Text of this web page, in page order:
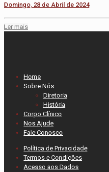
Domingo, 28 de Abril de 2024
Ler mais
Home
Sobre Nós
Diretoria
História
Corpo Clínico
Nos Ajude
Fale Conosco
Política de Privacidade
Termos e Condições
Acesso aos Dados